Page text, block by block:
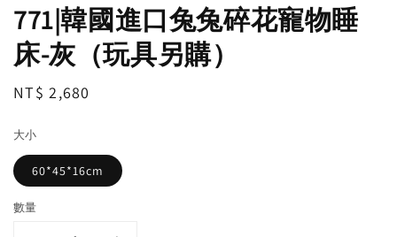
771|韓國進口兔兔碎花寵物睡
床-灰（玩具另購）
Regular
NT$ 2,680
大小
60*45*16cm
數量